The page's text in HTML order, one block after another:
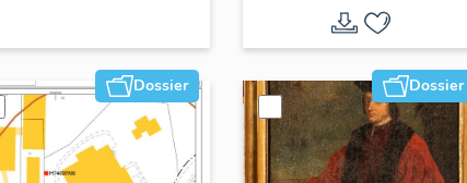
Duport, puis caserne
Balleydier, puis école
primaire supérieure de
jeunes filles, puis lycée
moderne et technique de
jeunes filles, actuellement
Dossier Dossier